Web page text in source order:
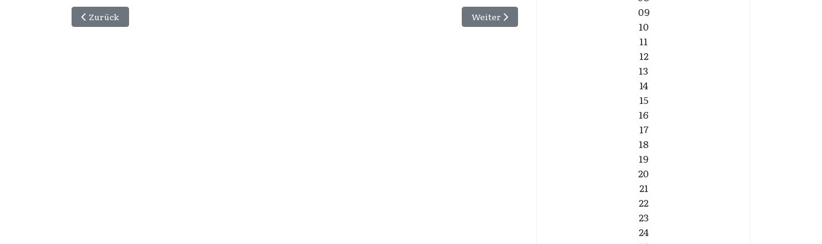
Vorheriger Beitrag: SSC Annaburg vs. SK Dessau 93 IV 4:2
Zurück Nächster Beitrag: Bezirkspokal - Wir empfangen den VfL Gräfenhainichen
Weiter
09
10
11
12
13
14
15
16
17
18
19
20
21
22
23
24